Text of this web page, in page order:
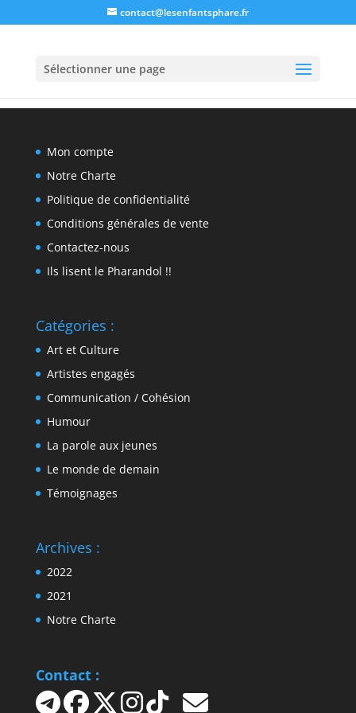
contact@lesenfantsphare.fr
Sélectionner une page
Mon compte
Notre Charte
Politique de confidentialité
Conditions générales de vente
Contactez-nous
Ils lisent le Pharandol !!
Catégories :
Art et Culture
Artistes engagés
Communication / Cohésion
Humour
La parole aux jeunes
Le monde de demain
Témoignages
Archives :
2022
2021
Notre Charte
Contact :